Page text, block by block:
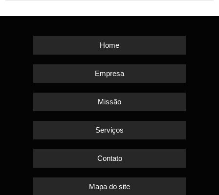
Home
Empresa
Missão
Serviços
Contato
Mapa do site